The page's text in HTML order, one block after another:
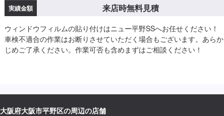
実績金額 来店時無料見積
ウィンドウフィルムの貼り付けはニュー平野SSへお任せください！
車検不適合の作業はお断りさせていただく場合もございます。あらか
じめご了承ください。作業可否も含めまずはご相談ください！
大阪府大阪市平野区の周辺の店舗